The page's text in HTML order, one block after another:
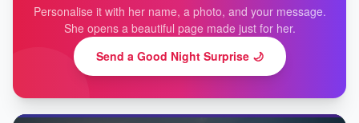
Personalise it with her name, a photo, and your message.
She opens a beautiful page made just for her.
Send a Good Night Surprise 🌙